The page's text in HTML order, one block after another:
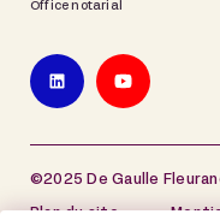
Office notarial
©2025 De Gaulle
Plan du site